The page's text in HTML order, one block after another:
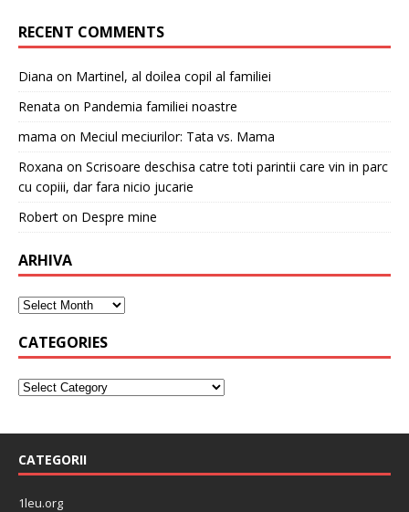
RECENT COMMENTS
Diana on Martinel, al doilea copil al familiei
Renata on Pandemia familiei noastre
mama on Meciul meciurilor: Tata vs. Mama
Roxana on Scrisoare deschisa catre toti parintii care vin in parc
cu copiii, dar fara nicio jucarie
Robert on Despre mine
ARHIVA
CATEGORIES
CATEGORII
1leu.org